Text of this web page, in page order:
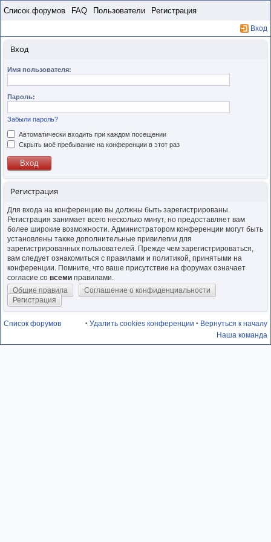
Список форумов FAQ Пользователи Регистрация
Вход
Вход
Имя пользователя:
Пароль:
Забыли пароль?
Автоматически входить при каждом посещении
Скрыть моё пребывание на конференции в этот раз
Регистрация
Для входа на конференцию вы должны быть зарегистрированы.
Регистрация занимает всего несколько минут, но предоставляет вам
более широкие возможности. Администратором конференции могут быть
установлены также дополнительные привилегии для
зарегистрированных пользователей. Прежде чем зарегистрироваться,
вам следует ознакомиться с правилами и политикой, принятыми на
конференции. Помните, что ваше присутствие на форумах означает
согласие со всеми правилами.
Общие правила
Соглашение о конфиденциальности
Регистрация
Список форумов • Вернуться к началу
• Удалить cookies конференции
Наша команда